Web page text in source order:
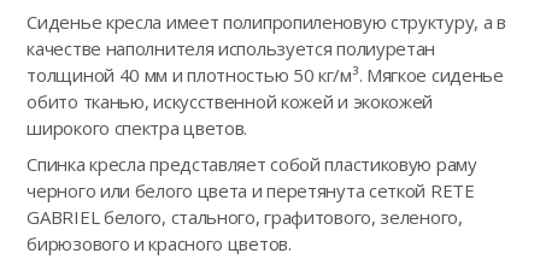
Сиденье кресла имеет полипропиленовую структуру, а в
качестве наполнителя используется полиуретан
толщиной 40 мм и плотностью 50 кг/м³. Мягкое сиденье
обито тканью, искусственной кожей и экокожей
широкого спектра цветов.
Спинка кресла представляет собой пластиковую раму
черного или белого цвета и перетянута сеткой RETE
GABRIEL белого, стального, графитового, зеленого,
бирюзового и красного цветов.